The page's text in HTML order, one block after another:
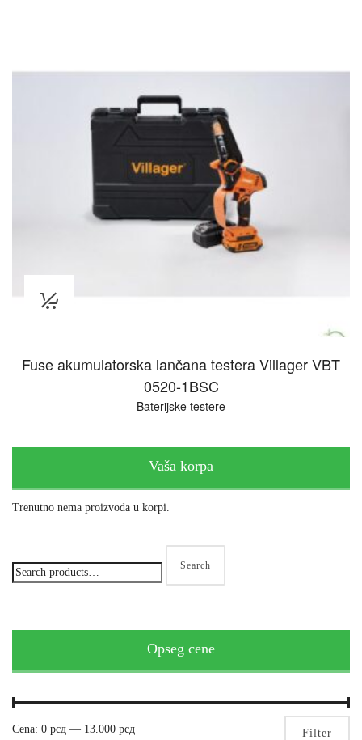
Fuse akumulatorska lančana testera Villager VBT
0520-1BSC
Baterijske testere
Vaša korpa
Trenutno nema proizvoda u korpi.
Search
Opseg cene
Filter
Cena: 0 рсд — 13.000 рсд